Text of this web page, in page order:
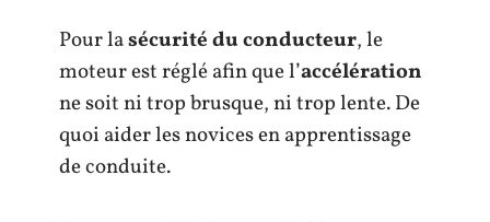
Pour lasécurité du conducteur, le
moteur est réglé afin que l’accélération
ne soit ni trop brusque, ni trop lente. De
quoi aider les novices en apprentissage
de conduite.